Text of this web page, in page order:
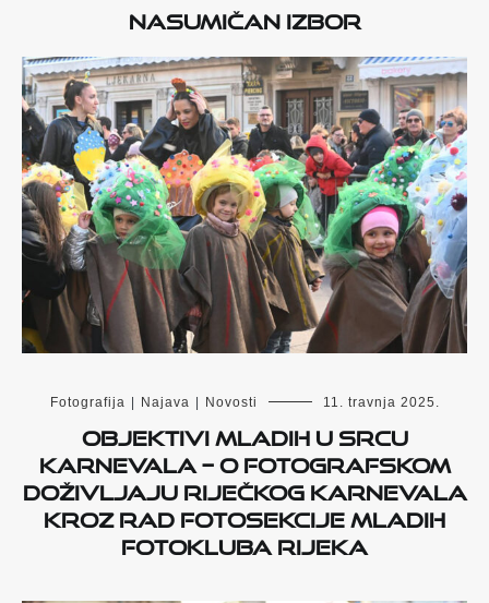
Nasumičan izbor
Fotografija | Najava | Novosti 11. travnja 2025.
Objektivi mladih u srcu
karnevala – o fotografskom
doživljaju Riječkog karnevala
kroz rad fotosekcije mladih
Fotokluba Rijeka